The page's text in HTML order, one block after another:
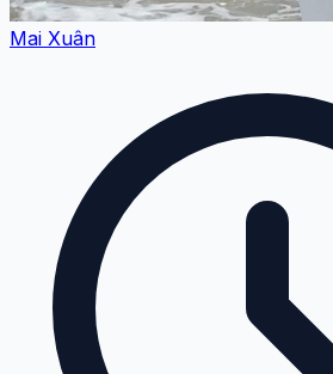
Mai Xuân